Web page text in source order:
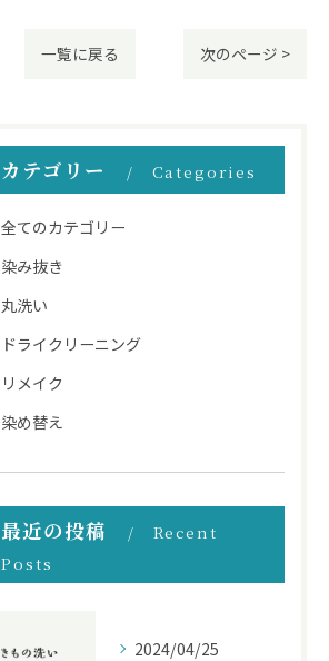
一覧に戻る 次のページ >
カテゴリー Categories
全てのカテゴリー
染み抜き
丸洗い
ドライクリーニング
リメイク
染め替え
最近の投稿
Recent
Posts
2024/04/25